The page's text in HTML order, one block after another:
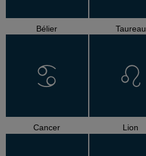
Bélier Taureau
Cancer Lion